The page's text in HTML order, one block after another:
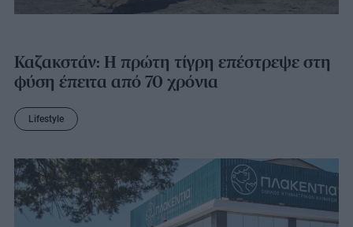
Καζακστάν: Η πρώτη τίγρη επέστρεψε στη
φύση έπειτα από 70 χρόνια
Lifestyle